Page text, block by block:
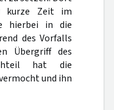
kurze Zeit im
hierbei in die
des Vorfalls
Übergriff des
hat die
und ihn